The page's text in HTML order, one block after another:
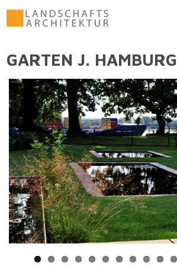
Direkt zum Inhalt
SIE SIND HIER
GARTEN J. HAMBURG